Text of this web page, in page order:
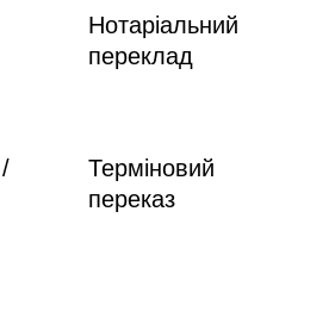
Нотаріальний
переклад
Терміновий
переказ